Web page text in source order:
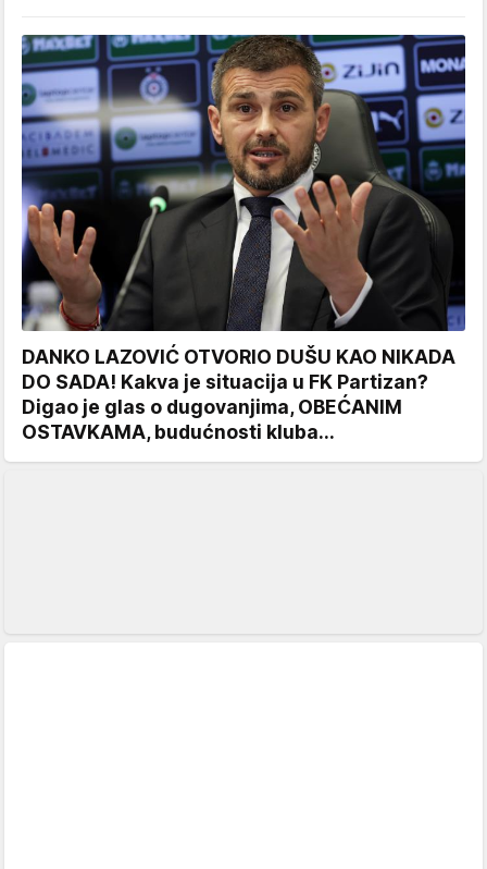
DANKO LAZOVIĆ OTVORIO DUŠU KAO NIKADA
DO SADA! Kakva je situacija u FK Partizan?
Digao je glas o dugovanjima, OBEĆANIM
OSTAVKAMA, budućnosti kluba...